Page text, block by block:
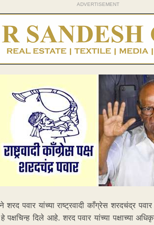
ADVERTISEMENT
पवार यांच्या राष्ट्रवादी काँग्रेस शरदचंद्र
पक्षचिन्ह दिले आहे. शरद पवार यांच्या पक्षाच्या